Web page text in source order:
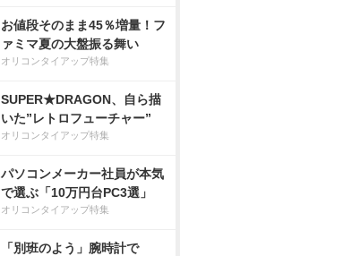
お値段そのまま45％増量！フ
ァミマ夏の大盤振る舞い
オリコンタイアップ特集
SUPER★DRAGON、自ら描
いた”レトロフューチャー”
オリコンタイアップ特集
パソコンメーカー社員が本気
で選ぶ「10万円台PC3選」
オリコンタイアップ特集
「別班のよう」腕時計で